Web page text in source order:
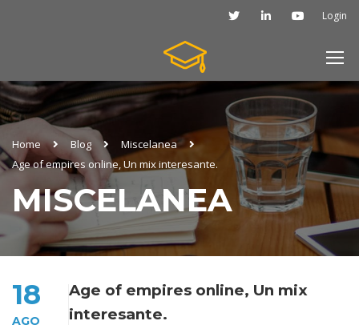
Login
Home Blog
Miscelanea
Age of empires online, Un mix interesante.
MISCELANEA
18
AGO
Age of empires online, Un mix
interesante.